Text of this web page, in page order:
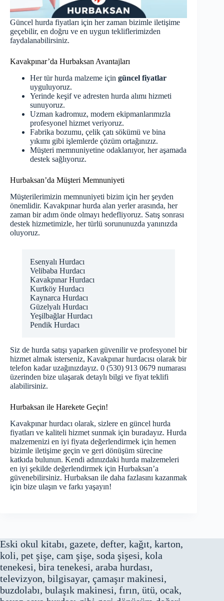
Güncel hurda fiyatları için her zaman bizimle iletişime
geçebilir, en doğru ve en uygun tekliflerimizden
faydalanabilirsiniz.
Kavakpınar’da Hurbaksan Avantajları
Her tür hurda malzeme için güncel fiyatlar
uyguluyoruz.
Yerinde keşif ve adresten hurda alımı hizmeti
sunuyoruz.
Uzman kadromuz, modern ekipmanlarımızla
profesyonel hizmet veriyoruz.
Fabrika bozumu, çelik çatı sökümü ve bina
yıkımı gibi işlemlerde çözüm ortağınızız.
Müşteri memnuniyetine odaklanıyor, her aşamada
destek sağlıyoruz.
Hurbaksan’da Müşteri Memnuniyeti
Müşterilerimizin memnuniyeti bizim için her şeyden
önemlidir. Kavakpınar hurda alan yerler arasında, her
zaman bir adım önde olmayı hedefliyoruz. Satış sonrası
destek hizmetimizle, her türlü sorununuzda yanınızda
oluyoruz.
Esenyalı Hurdacı
Velibaba Hurdacı
Kavakpınar Hurdacı
Kurtköy Hurdacı
Kaynarca Hurdacı
Güzelyalı Hurdacı
Yeşilbağlar Hurdacı
Pendik Hurdacı
Siz de hurda satışı yaparken güvenilir ve profesyonel bir
hizmet almak isterseniz, Kavakpınar hurdacısı olarak bir
telefon kadar uzağınızdayız. 0 (530) 913 0679 numarası
üzerinden bize ulaşarak detaylı bilgi ve fiyat teklifi
alabilirsiniz.
Hurbaksan ile Harekete Geçin!
Kavakpınar hurdacı olarak, sizlere en güncel hurda
fiyatları ve kaliteli hizmet sunmak için buradayız. Hurda
malzemenizi en iyi fiyata değerlendirmek için hemen
bizimle iletişime geçin ve geri dönüşüm sürecine
katkıda bulunun. Kendi adınızdaki hurda malzemeleri
en iyi şekilde değerlendirmek için Hurbaksan’a
güvenebilirsiniz. Hurbaksan ile daha fazlasını kazanmak
için bize ulaşın ve farkı yaşayın!
Eski okul kitabı, gazete, defter, kağıt, karton,
koli, pet şişe, cam şişe, soda şişesi, kola
tenekesi, bira tenekesi, araba hurdası,
televizyon, bilgisayar, çamaşır makinesi,
buzdolabı, bulaşık makinesi, fırın, ütü, ocak,